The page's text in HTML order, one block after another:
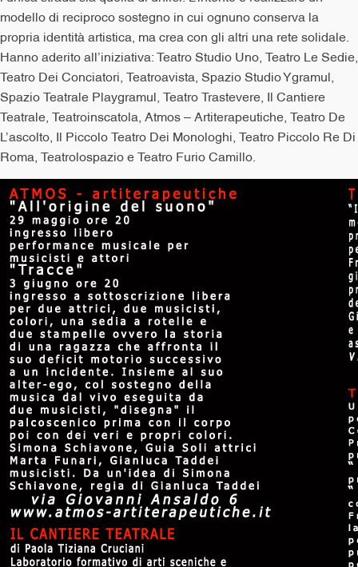
modello di reciproco sostegno in cui ognuno conserva la
propria identità artistica, ma crea con gli altri una rete solidale.
Hanno aderito all’iniziativa: Teatro Studio Uno, Teatro Le Sedie,
Teatro Dei Conciatori, Teatroavista, Spazio Studio Ygramul,
Spazio Teatrale Playgramul, Teatro Trastevere, Il Cantiere
Teatrale, Teatroinscatola, Atmos – Artiterapeutiche, Teatro De
L’ascolto, Il Piccolo Teatro Dei Monologhi, Teatro Piccolo Re Di
Roma, Teatrolospazio e Teatro Furio Camillo.